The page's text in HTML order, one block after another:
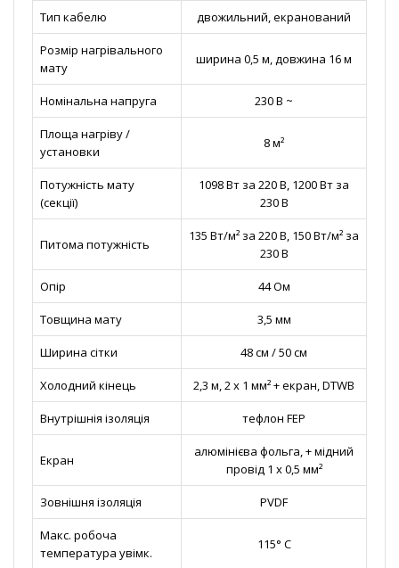
Тип кабелю двожильний, екранований
Розмір нагрівального
мату
ширина 0,5 м, довжина 16 м
Номінальна напруга 230 В ~
Площа нагріву /
установки
8 м²
Потужність мату
(секції)
1098 Вт за 220 В, 1200 Вт за
230 В
Питома потужність
135 Вт/м² за 220 В, 150 Вт/м² за
230 В
Опір 44 Ом
Товщина мату 3,5 мм
Ширина сітки 48 см / 50 см
Холодний кінець 2,3 м, 2 х 1 мм² + екран, DTWB
Внутрішнія ізоляція тефлон FEP
Екран
алюмінієва фольга, + мідний
провід 1 х 0,5 мм²
Зовнішня ізоляція PVDF
Макс. робоча
температура увімк.
115° С